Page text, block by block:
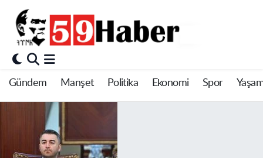
Gündem Manşet Politika Ekonomi Spor